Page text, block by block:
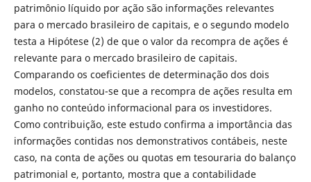
patrimônio líquido por ação são informações relevantes
para o mercado brasileiro de capitais, e o segundo modelo
testa a Hipótese (2) de que o valor da recompra de ações é
relevante para o mercado brasileiro de capitais.
Comparando os coeficientes de determinação dos dois
modelos, constatou-se que a recompra de ações resulta em
ganho no conteúdo informacional para os investidores.
Como contribuição, este estudo confirma a importância das
informações contidas nos demonstrativos contábeis, neste
caso, na conta de ações ou quotas em tesouraria do balanço
patrimonial e, portanto, mostra que a contabilidade